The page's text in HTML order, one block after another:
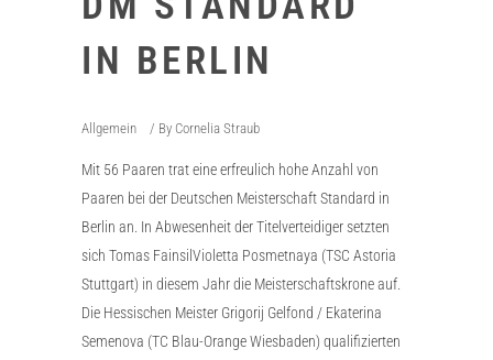
IN BERLIN
Allgemein By Cornelia Straub
Mit 56 Paaren trat eine erfreulich hohe Anzahl von
Paaren bei der Deutschen Meisterschaft Standard in
Berlin an. In Abwesenheit der Titelverteidiger setzten
sich Tomas FainsilVioletta Posmetnaya (TSC Astoria
Stuttgart) in diesem Jahr die Meisterschaftskrone auf.
Die Hessischen Meister Grigorij Gelfond / Ekaterina
Semenova (TC Blau-Orange Wiesbaden) qualifizierten